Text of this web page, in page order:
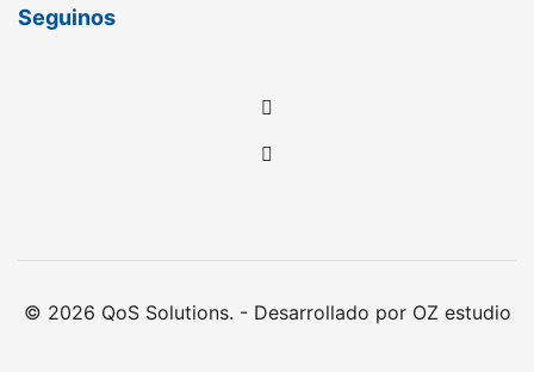
Seguinos
© 2026 QoS Solutions. - Desarrollado por OZ estudio